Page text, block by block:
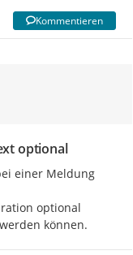
Kommentieren
optional
einer Meldung
optional
können.